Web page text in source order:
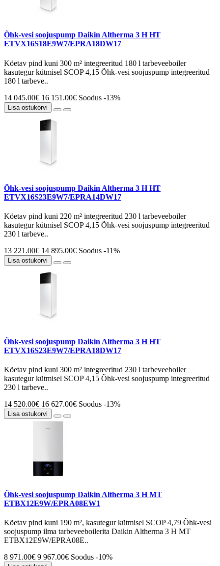
Õhk-vesi soojuspump Daikin Altherma 3 H HT
ETVX16S18E9W7/EPRA18DW17
Köetav pind kuni 300 m² integreeritud 180 l tarbeveeboiler
kasutegur kütmisel SCOP 4,15 Õhk-vesi soojuspump integreeritud
180 l tarbeve..
14 045.00€ 16 151.00€ Soodus -13%
Lisa ostukorvi
Õhk-vesi soojuspump Daikin Altherma 3 H HT
ETVX16S23E9W7/EPRA14DW17
Köetav pind kuni 220 m² integreeritud 230 l tarbeveeboiler
kasutegur kütmisel SCOP 4,15 Õhk-vesi soojuspump integreeritud
230 l tarbeve..
13 221.00€ 14 895.00€ Soodus -11%
Lisa ostukorvi
Õhk-vesi soojuspump Daikin Altherma 3 H HT
ETVX16S23E9W7/EPRA18DW17
Köetav pind kuni 300 m² integreeritud 230 l tarbeveeboiler
kasutegur kütmisel SCOP 4,15 Õhk-vesi soojuspump integreeritud
230 l tarbeve..
14 520.00€ 16 627.00€ Soodus -13%
Lisa ostukorvi
Õhk-vesi soojuspump Daikin Altherma 3 H MT
ETBX12E9W/EPRA08EW1
Köetav pind kuni 190 m², kasutegur kütmisel SCOP 4,79 Õhk-vesi
soojuspump ilma tarbeveeboilerita Daikin Altherma 3 H MT
ETBX12E9W/EPRA08E..
8 971.00€ 9 967.00€ Soodus -10%